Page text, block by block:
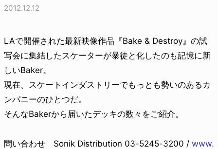
2012.12.12
LAで開催された最新映像作品『Bake & Destroy』の試
写会に集結したスケーターが暴徒と化したのも記憶に新
しいBaker。
現在、スケートインダストリーでもっとも勢いのあるカ
ンパニーのひとつだ。
そんなBakerから届いたデッキの数々をご紹介。
問い合わせ Sonik Distribution 03-5245-3200 / www.